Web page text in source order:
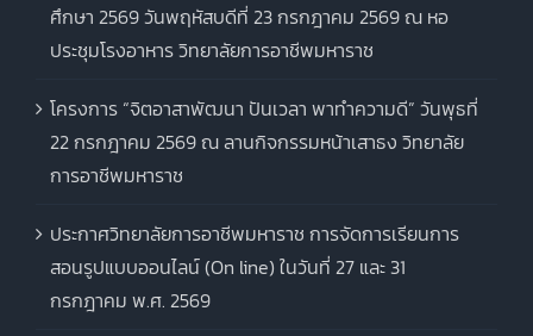
ศึกษา 2569 วันพฤหัสบดีที่ 23 กรกฎาคม 2569 ณ หอ
ประชุมโรงอาหาร วิทยาลัยการอาชีพมหาราช
โครงการ “จิตอาสาพัฒนา ปันเวลา พาทำความดี” วันพุธที่
22 กรกฎาคม 2569 ณ ลานกิจกรรมหน้าเสาธง วิทยาลัย
การอาชีพมหาราช
ประกาศวิทยาลัยการอาชีพมหาราช การจัดการเรียนการ
สอนรูปแบบออนไลน์ (On line) ในวันที่ 27 และ 31
กรกฎาคม พ.ศ. 2569